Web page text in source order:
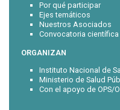
Por qué participar
Ejes temáticos
Nuestros Asociados
Convocatoria científica
ORGANIZAN
Instituto Nacional de
Ministerio de Salud
Con el apoyo de OPS/